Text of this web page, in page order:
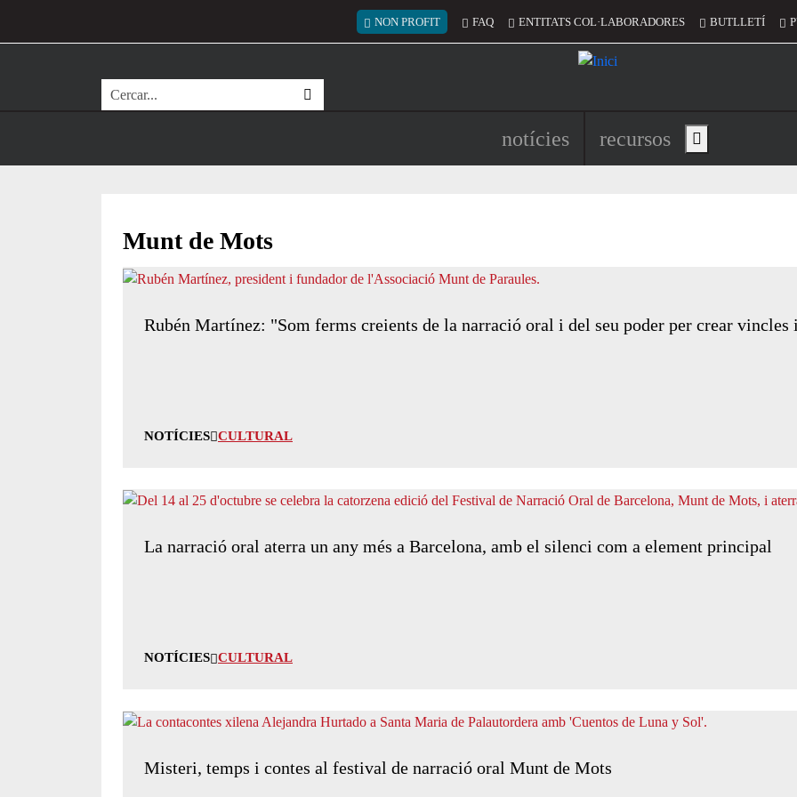
Menú del compte d'usuari
NON PROFIT FAQ ENTITATS COL·LABORADORES BUTLLETÍ
Cerca
Navegació principal de
notícies recursos Show main menu
Munt de Mots
Rubén Martínez: "Som ferms creients de la narració oral i del seu poder per crear
NOTÍCIES CULTURAL
La narració oral aterra un any més a Barcelona, amb el silenci com a element principal
NOTÍCIES CULTURAL
Misteri, temps i contes al festival de narració oral Munt de Mots